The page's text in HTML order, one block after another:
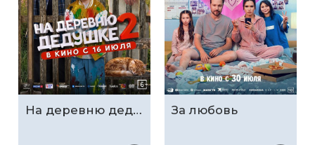
На деревню дедушке 2 За любовь